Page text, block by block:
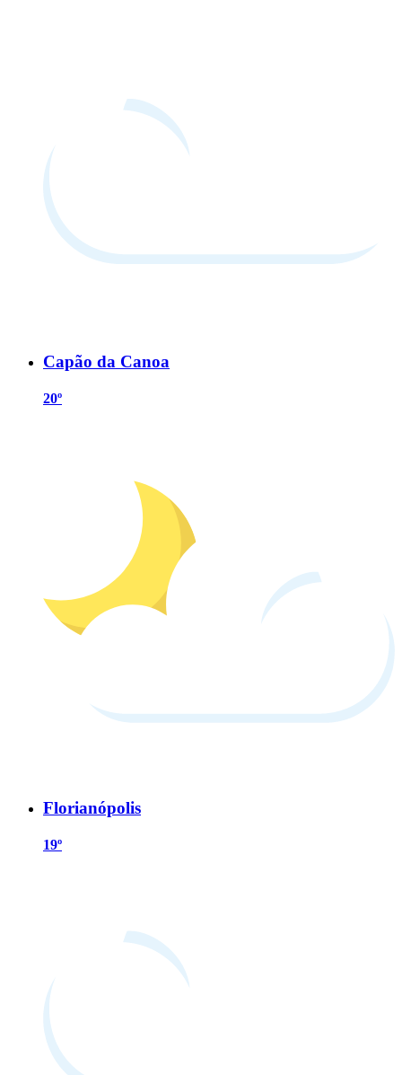
Capão da Canoa
20º
Florianópolis
19º